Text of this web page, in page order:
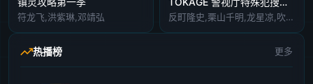
符龙飞,洪紫琳,邓靖弘 反町隆史,栗山千明,龙星凉,吹越满,椎名桔平,正名仆蔵,国广富之,波冈一喜
热播榜 更多